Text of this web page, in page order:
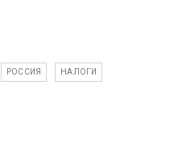
РОССИЯ НАЛОГИ